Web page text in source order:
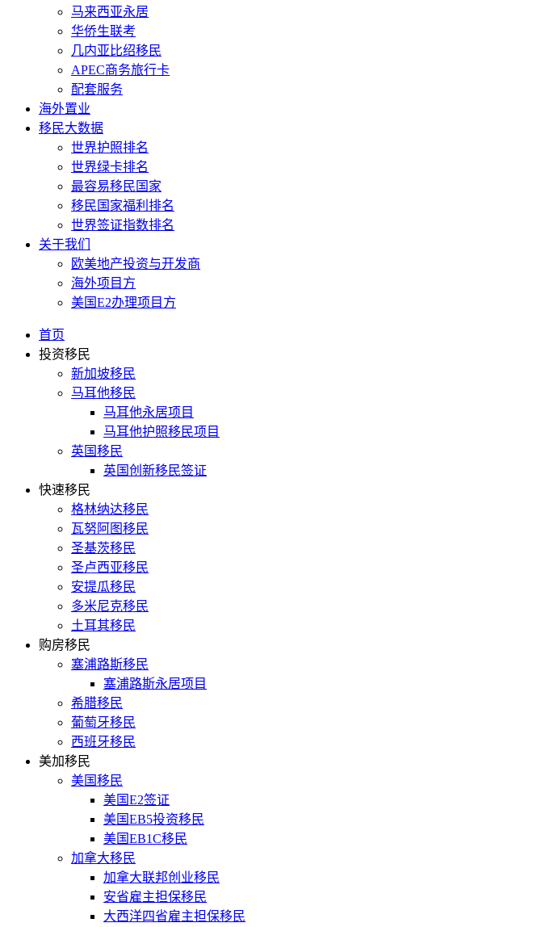
马来西亚永居
华侨生联考
几内亚比绍移民
APEC商务旅行卡
配套服务
海外置业
移民大数据
世界护照排名
世界绿卡排名
最容易移民国家
移民国家福利排名
世界签证指数排名
关于我们
欧美地产投资与开发商
海外项目方
美国E2办理项目方
首页
投资移民
新加坡移民
马耳他移民
马耳他永居项目
马耳他护照移民项目
英国移民
英国创新移民签证
快速移民
格林纳达移民
瓦努阿图移民
圣基茨移民
圣卢西亚移民
安提瓜移民
多米尼克移民
土耳其移民
购房移民
塞浦路斯移民
塞浦路斯永居项目
希腊移民
葡萄牙移民
西班牙移民
美加移民
美国移民
美国E2签证
美国EB5投资移民
美国EB1C移民
加拿大移民
加拿大联邦创业移民
安省雇主担保移民
大西洋四省雇主担保移民